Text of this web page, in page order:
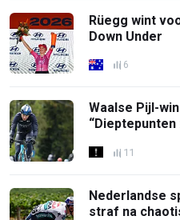
Rüegg wint
Down Under
6
Waalse Pijl-
11
Nederlandse
straf na